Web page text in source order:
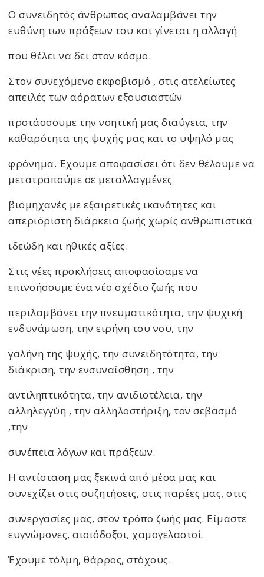
Ο συνειδητός άνθρωπος αναλαμβάνει την
ευθύνη των πράξεων του και γίνεται η αλλαγή
που θέλει να δει στον κόσμο.
Στον συνεχόμενο εκφοβισμό , στις ατελείωτες
απειλές των αόρατων εξουσιαστών
προτάσσουμε την νοητική μας διαύγεια, την
καθαρότητα της ψυχής μας και το υψηλό μας
φρόνημα. Έχουμε αποφασίσει ότι δεν θέλουμε να
μετατραπούμε σε μεταλλαγμένες
βιομηχανές με εξαιρετικές ικανότητες και
απεριόριστη διάρκεια ζωής χωρίς ανθρωπιστικά
ιδεώδη και ηθικές αξίες.
Στις νέες προκλήσεις αποφασίσαμε να
επινοήσουμε ένα νέο σχέδιο ζωής που
περιλαμβάνει την πνευματικότητα, την ψυχική
ενδυνάμωση, την ειρήνη του νου, την
γαλήνη της ψυχής, την συνειδητότητα, την
διάκριση, την ενσυναίσθηση , την
αντιληπτικότητα, την ανιδιοτέλεια, την
αλληλεγγύη , την αλληλοστήριξη, τον σεβασμό
,την
συνέπεια λόγων και πράξεων.
Η αντίσταση μας ξεκινά από μέσα μας και
συνεχίζει στις συζητήσεις, στις παρέες μας, στις
συνεργασίες μας, στον τρόπο ζωής μας. Είμαστε
ευγνώμονες, αισιόδοξοι, χαμογελαστοί.
Έχουμε τόλμη, θάρρος, στόχους.